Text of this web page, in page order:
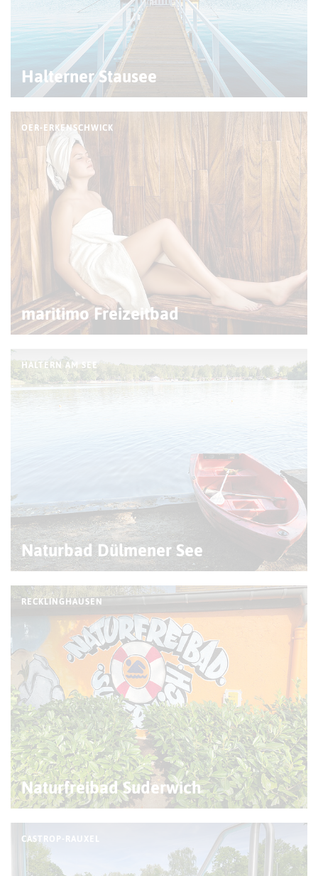
Halterner Stausee
OER-ERKENSCHWICK
maritimo Freizeitbad
HALTERN AM SEE
Naturbad Dülmener See
RECKLINGHAUSEN
Naturfreibad Suderwich
CASTROP-RAUXEL